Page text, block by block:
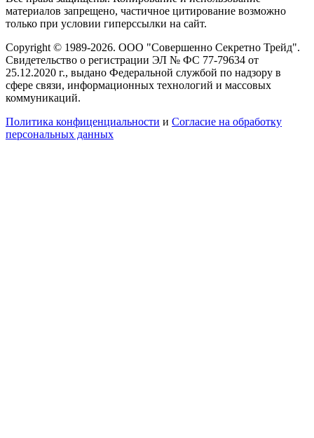
материалов запрещено, частичное цитирование возможно
только при условии гиперссылки на сайт.
Copyright © 1989-2026. ООО "Совершенно Секретно Трейд".
Свидетельство о регистрации ЭЛ № ФС 77-79634 от
25.12.2020 г., выдано Федеральной службой по надзору в
сфере связи, информационных технологий и массовых
коммуникаций.
Политика конфиценциальности и Согласие на обработку
персональных данных